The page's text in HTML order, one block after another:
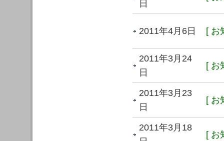
日
2011年4月6日 [ お
2011年3月24
日
[ お
2011年3月23
日
[ お
2011年3月18
[ お